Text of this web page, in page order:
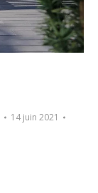
14 juin 2021